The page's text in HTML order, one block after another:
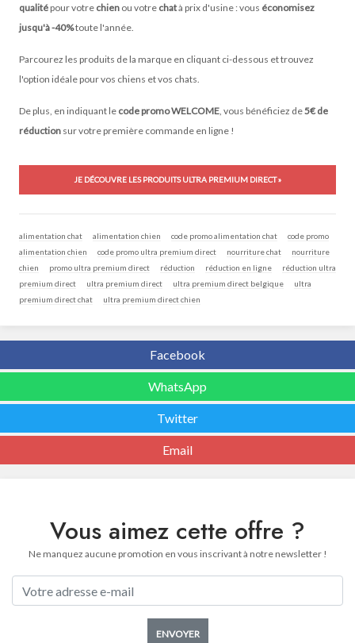
qualité pour votre chien ou votre chatà prix d'usine : vous économisez
jusqu'à -40%toute l'année.
Parcourez les produits de la marque en cliquant ci-dessous et trouvez
l'option idéale pour vos chiens et vos chats.
De plus, en indiquant le code promo WELCOME, vous bénéficiez de5€ de
réduction sur votre première commande en ligne !
JE DÉCOUVRE LES PRODUITS ULTRA PREMIUM DIRECT »
alimentation chat alimentation chien code promo alimentation chat
code promo
alimentation chien
code promo ultra premium direct nourriture chat
nourriture
chien
promo ultra premium direct réduction réduction en ligne
réduction ultra
premium direct
ultra premium direct ultra premium direct belgique
ultra
premium direct chat
ultra premium direct chien
Facebook
WhatsApp
Twitter
Email
Vous aimez cette offre ?
Ne manquez aucune promotion en vous inscrivant à notre newsletter !
ENVOYER